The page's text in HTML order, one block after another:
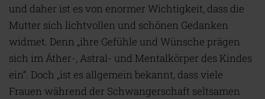
und daher ist es von enormer Wichtigkeit, dass die
Mutter sich lichtvollen und schönen Gedanken
widmet. Denn „ihre Gefühle und Wünsche prägen
sich im Äther-, Astral- und Mentalkörper des Kindes
ein“. Doch „ist es allgemein bekannt, dass viele
Frauen während der Schwangerschaft seltsamen